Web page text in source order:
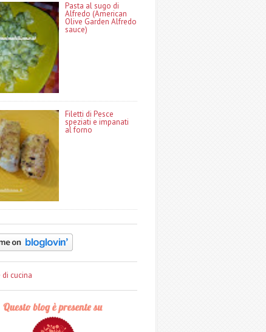
Pasta al sugo di
Alfredo (American
Olive Garden Alfredo
sauce)
Filetti di Pesce
speziati e impanati
al forno